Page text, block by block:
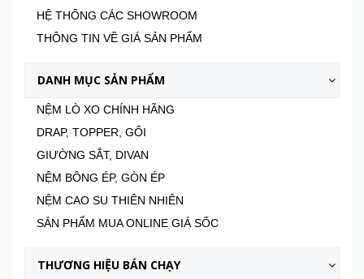
HỆ THỐNG CÁC SHOWROOM
THÔNG TIN VỀ GIÁ SẢN PHẨM
DANH MỤC SẢN PHẨM
NỆM LÒ XO CHÍNH HÃNG
DRAP, TOPPER, GỐI
GIƯỜNG SẮT, DIVAN
NỆM BÔNG ÉP, GÒN ÉP
NỆM CAO SU THIÊN NHIÊN
SẢN PHẨM MUA ONLINE GIÁ SỐC
THƯƠNG HIỆU BÁN CHẠY